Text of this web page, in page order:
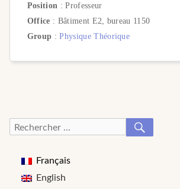
Position : Professeur
Office : Bâtiment E2, bureau 1150
Group :Physique Théorique
Recherche
Français
English